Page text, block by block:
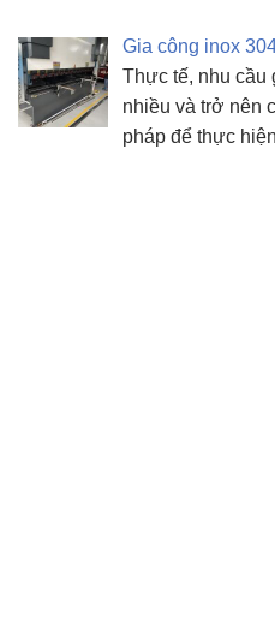
Gia công inox
Thực tế, nhu cầu
nhiều và trở nên
pháp để thực hiện